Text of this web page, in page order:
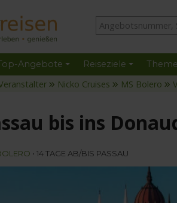
Angebote Reiseziele
Nicko Cruises MS Bolero
bis ins
• 14 TAGE AB/BIS PASSAU